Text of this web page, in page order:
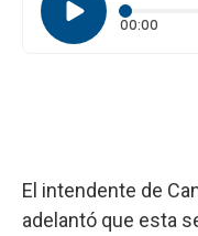
00:00
El intendente de
adelantó que esta